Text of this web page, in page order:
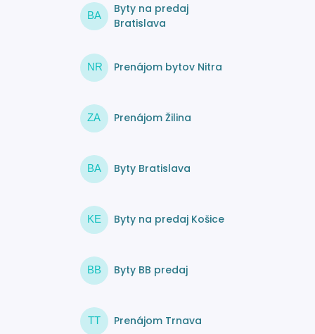
BA
Byty na predaj
Bratislava
NR Prenájom bytov Nitra
ZA Prenájom Žilina
BA Byty Bratislava
KE Byty na predaj Košice
BB Byty BB predaj
TT Prenájom Trnava